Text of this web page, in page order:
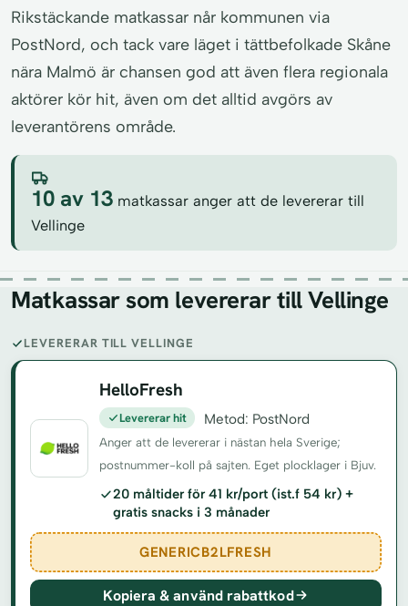
Rikstäckande matkassar når kommunen via
PostNord, och tack vare läget i tättbefolkade Skåne
nära Malmö är chansen god att även flera regionala
aktörer kör hit, även om det alltid avgörs av
leverantörens område.
10 av 13 matkassar anger att de levererar till
Vellinge
Matkassar som levererar till Vellinge
LEVERERAR TILL VELLINGE
HelloFresh
Levererar hit Metod: PostNord
Anger att de levererar i nästan hela Sverige;
postnummer-koll på sajten. Eget plocklager i Bjuv.
20 måltider för 41 kr/port (ist.f 54 kr) +
gratis snacks i 3 månader
GENERICB2LFRESH
Kopiera & använd rabattkod